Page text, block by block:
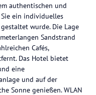
authentischen und
ein individuelles
wurde. Die Lage
Sandstrand
Cafés,
Das Hotel bietet
eine
und auf der
Sonne genießen. WLAN